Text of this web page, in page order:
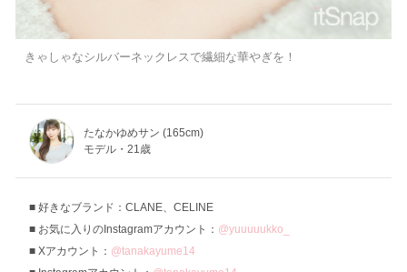
きゃしゃなシルバーネックレスで繊細な華やぎを！
たなかゆめサン (165cm)
モデル・21歳
好きなブランド：CLANE、CELINE
お気に入りのInstagramアカウント： @yuuuuukko_
Xアカウント： @tanakayume14